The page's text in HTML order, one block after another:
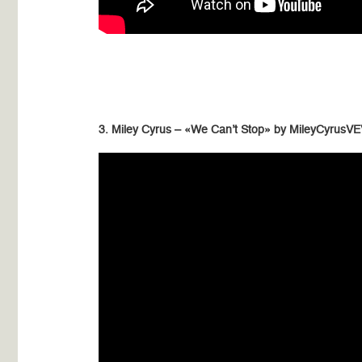
3. Miley Cyrus – «We Can’t Stop» by